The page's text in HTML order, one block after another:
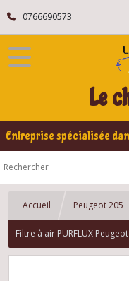
0766690573
Le
Accueil Peugeot 205
Filtre à air PURFLUX